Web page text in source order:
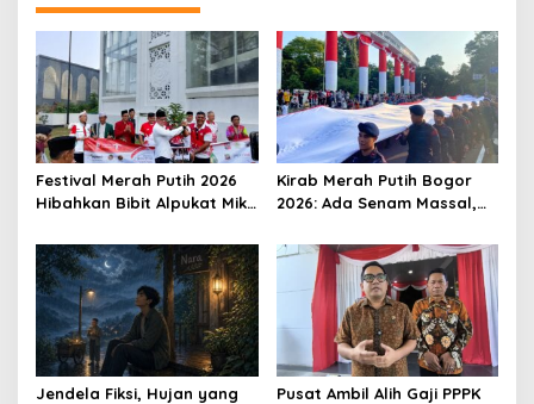
Festival Merah Putih 2026
Hibahkan Bibit Alpukat Miki
Bogor
Kirab Merah Putih Bogor
2026: Ada Senam Massal,
Angka 81
Jendela Fiksi, Hujan yang
Pusat Ambil Alih Gaji PPPK